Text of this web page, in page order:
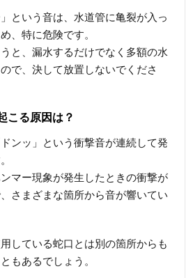
という音は、水道管に亀裂が入っ
、特に危険です。
と、漏水するだけでなく多額の水
で、決して放置しないでくださ
こる原因は？
ンッ」という衝撃音が連続して発
マー現象が発生したときの衝撃が
さまざまな箇所から音が響いてい
している蛇口とは別の箇所からも
もあるでしょう。